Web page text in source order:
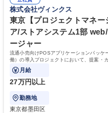
ション課
ム会社として創業し、流通小売業と
で圧倒的な強みがあります。先進技
決、消費者の利便性向上に挑みます。 学歴・資格 学歴：大学院 大学
短大 専修学校 高校 語学力： 資格：
株式会社ヴィンクス
東京【プロジェクトマネ
ア/ストアシステム1部
ージャー
流通小売向けPOSアプリケーションパッ
働）の導入プロジェクトにおいて、提案・
トマネージャーの募集です。
月給
27万円以上
勤務地
東京都墨田区